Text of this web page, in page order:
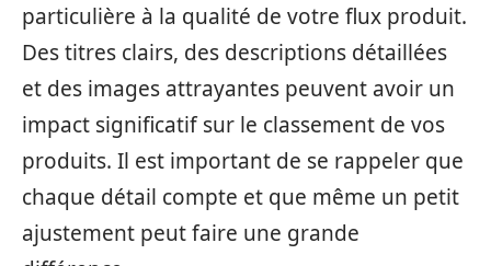
particulière à la qualité de votre flux produit.
Des titres clairs, des descriptions détaillées
et des images attrayantes peuvent avoir un
impact significatif sur le classement de vos
produits. Il est important de se rappeler que
chaque détail compte et que même un petit
ajustement peut faire une grande